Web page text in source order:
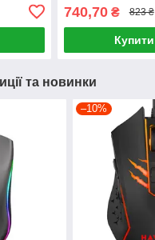
740,70₴ 823 ₴
Купити
та новинки
–10%